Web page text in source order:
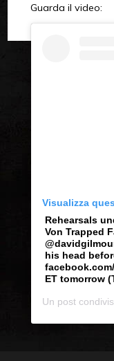
Guarda il video:
Visualizza
Rehearsals
Von Trapped
his head
ET tomorrow
Un post